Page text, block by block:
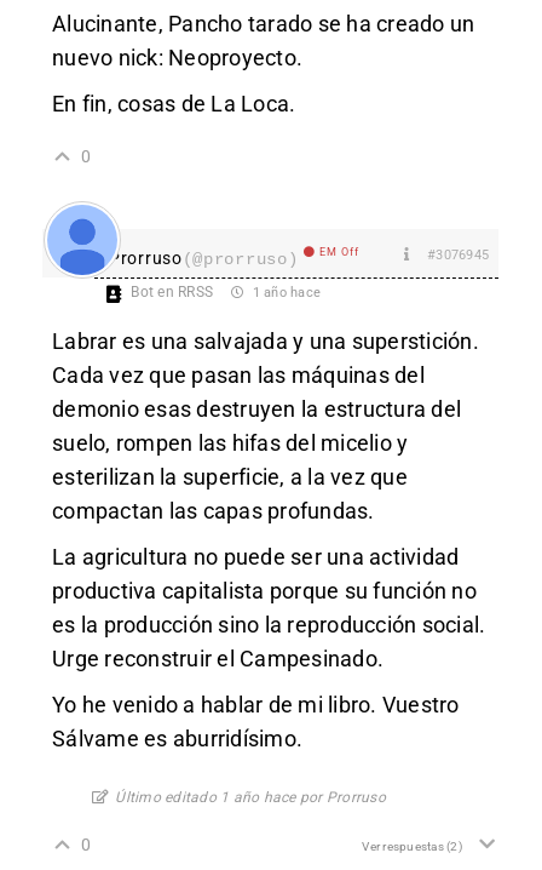
Alucinante, Pancho tarado se ha creado un
nuevo nick: Neoproyecto.
En fin, cosas de La Loca.
0
Prorruso(@prorruso) EM Off #3076945
Bot en RRSS 1 año hace
Labrar es una salvajada y una superstición.
Cada vez que pasan las máquinas del
demonio esas destruyen la estructura del
suelo, rompen las hifas del micelio y
esterilizan la superficie, a la vez que
compactan las capas profundas.
La agricultura no puede ser una actividad
productiva capitalista porque su función no
es la producción sino la reproducción social.
Urge reconstruir el Campesinado.
Yo he venido a hablar de mi libro. Vuestro
Sálvame es aburridísimo.
Último editado 1 año hace por Prorruso
0 Ver respuestas(2)